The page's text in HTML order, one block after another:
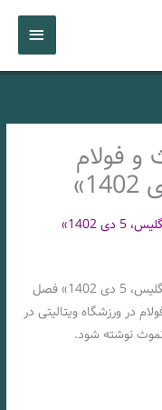
اصلی
و فولام
1402»
شرط بندی بازی بورنموث و فولام «لیگ برتر انگلیس، 5 دی 1402» فصل
در ورزشگاه ویتالیتی در
نوشته شود.